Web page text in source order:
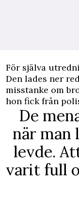
För själva
Den lades ner
misstanke om
hon fick från
De
när man
levde.
varit full